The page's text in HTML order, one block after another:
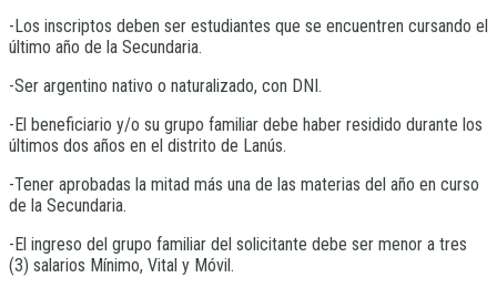
-Los inscriptos deben ser estudiantes que se encuentren cursando el
último año de la Secundaria.
-Ser argentino nativo o naturalizado, con DNI.
-El beneficiario y/o su grupo familiar debe haber residido durante los
últimos dos años en el distrito de Lanús.
-Tener aprobadas la mitad más una de las materias del año en curso
de la Secundaria.
-El ingreso del grupo familiar del solicitante debe ser menor a tres
(3) salarios Mínimo, Vital y Móvil.